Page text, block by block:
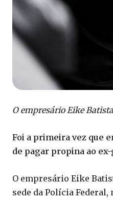
O empresário Eike
Foi a primeira vez que
de pagar propina ao
O empresário Eike
sede da Polícia